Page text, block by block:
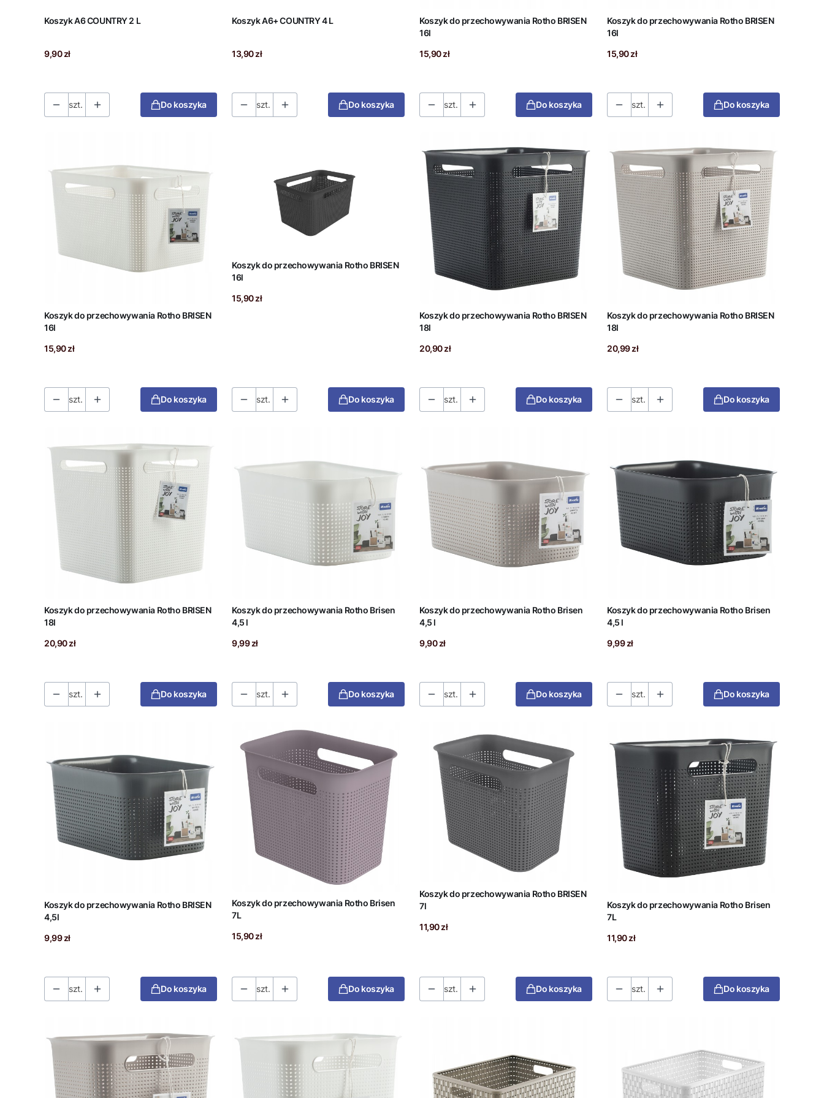
Koszyk A6 COUNTRY 2 L
Cena
9,90 zł
szt. Do koszyka
Koszyk A6+ COUNTRY 4 L
Cena
13,90 zł
szt. Do koszyka
Koszyk do przechowywania Rotho BRISEN
16l
Cena
15,90 zł
szt. Do koszyka
Koszyk do przechowywania Rotho BRISEN
16l
Cena
15,90 zł
szt. Do koszyka
Koszyk do przechowywania Rotho BRISEN
16l
Cena
15,90 zł
szt. Do koszyka
Koszyk do przechowywania Rotho BRISEN
16l
Cena
15,90 zł
szt. Do koszyka
Koszyk do przechowywania Rotho BRISEN
18l
Cena
20,90 zł
szt. Do koszyka
Koszyk do przechowywania Rotho BRISEN
18l
Cena
20,99 zł
szt. Do koszyka
Koszyk do przechowywania Rotho BRISEN
18l
Cena
20,90 zł
szt. Do koszyka
Koszyk do przechowywania Rotho Brisen
4,5 l
Cena
9,99 zł
szt. Do koszyka
Koszyk do przechowywania Rotho Brisen
4,5 l
Cena
9,90 zł
szt. Do koszyka
Koszyk do przechowywania Rotho Brisen
4,5 l
Cena
9,99 zł
szt. Do koszyka
Koszyk do przechowywania Rotho BRISEN
4,5l
Cena
9,99 zł
szt. Do koszyka
Koszyk do przechowywania Rotho Brisen
7L
Cena
15,90 zł
szt. Do koszyka
Koszyk do przechowywania Rotho BRISEN
7l
Cena
11,90 zł
szt. Do koszyka
Koszyk do przechowywania Rotho Brisen
7L
Cena
11,90 zł
szt. Do koszyka